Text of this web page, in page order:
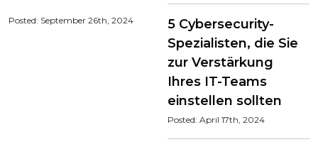
Posted: September 26th, 2024
5 Cybersecurity-
Spezialisten, die Sie
zur Verstärkung
Ihres IT-Teams
einstellen sollten
Posted: April 17th, 2024